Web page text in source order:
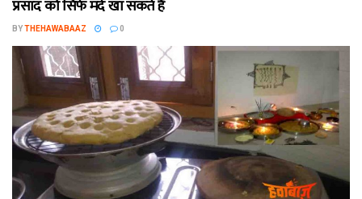
प्रसाद को सिर्फ मर्द खा सकते हैं
BYTHEHAWABAAZ 0